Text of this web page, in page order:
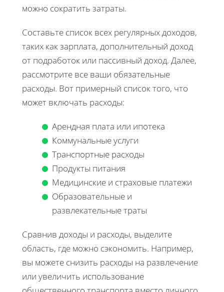
можно сократить затраты.
Составьте список всех регулярных доходов,
таких как зарплата, дополнительный доход
от подработок или пассивный доход. Далее,
рассмотрите все ваши обязательные
расходы. Вот примерный список того, что
может включать расходы:
Арендная плата или ипотека
Коммунальные услуги
Транспортные расходы
Продукты питания
Медицинские и страховые платежи
Образовательные и
развлекательные траты
Сравнив доходы и расходы, выделите
область, где можно сэкономить. Например,
вы можете снизить расходы на развлечение
или увеличить использование